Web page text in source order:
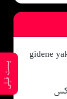
پست قبلی